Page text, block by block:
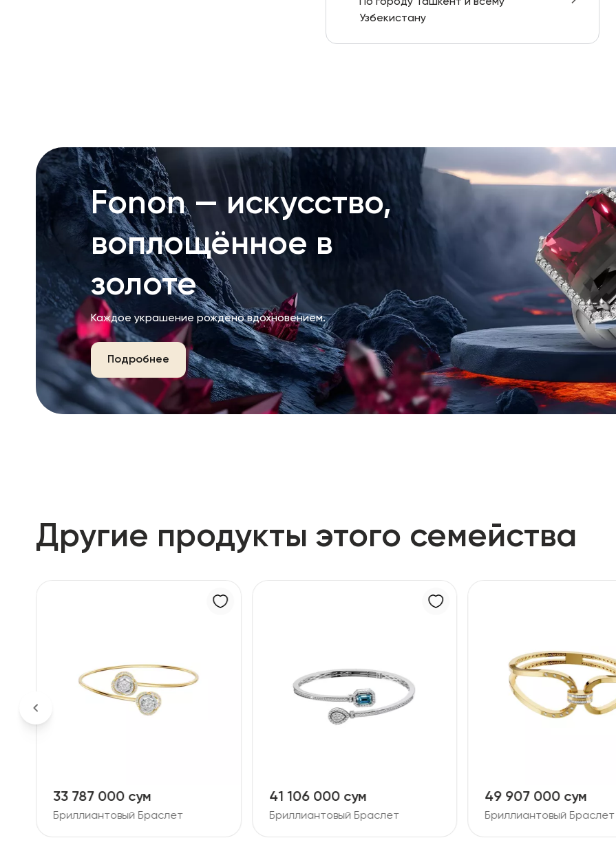
Узбекистану
Fonon — искусство,
воплощённое в
золоте
Каждое украшение рождено вдохновением.
Подробнее
Другие продукты этого семейства
33 787 000 сум
Бриллиантовый Браслет
41 106 000 сум
Бриллиантовый Браслет
49 907 000 сум
Бриллиантовый Браслет